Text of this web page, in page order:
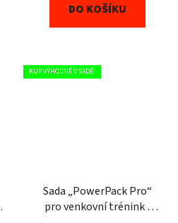
DO KOŠÍKU
KUP VÝHODNĚ V SADĚ!
Sada „PowerPack Pro“
pro venkovní trénink |